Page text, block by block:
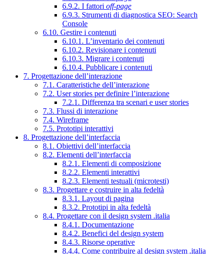
6.9.2. I fattori off-page
6.9.3. Strumenti di diagnostica SEO: Search
Console
6.10. Gestire i contenuti
6.10.1. L’inventario dei contenuti
6.10.2. Revisionare i contenuti
6.10.3. Migrare i contenuti
6.10.4. Pubblicare i contenuti
7. Progettazione dell’interazione
7.1. Caratteristiche dell’interazione
7.2. User stories per definire l’interazione
7.2.1. Differenza tra scenari e user stories
7.3. Flussi di interazione
7.4. Wireframe
7.5. Prototipi interattivi
8. Progettazione dell’interfaccia
8.1. Obiettivi dell’interfaccia
8.2. Elementi dell’interfaccia
8.2.1. Elementi di composizione
8.2.2. Elementi interattivi
8.2.3. Elementi testuali (microtesti)
8.3. Progettare e costruire in alta fedeltà
8.3.1. Layout di pagina
8.3.2. Prototipi in alta fedeltà
8.4. Progettare con il design system .italia
8.4.1. Documentazione
8.4.2. Benefici del design system
8.4.3. Risorse operative
8.4.4. Come contribuire al design system .italia